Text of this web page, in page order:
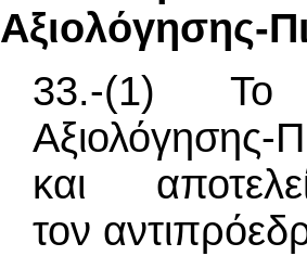
Αξιολόγησης-
33.-(1) Το
Αξιολόγησης-
και
τον